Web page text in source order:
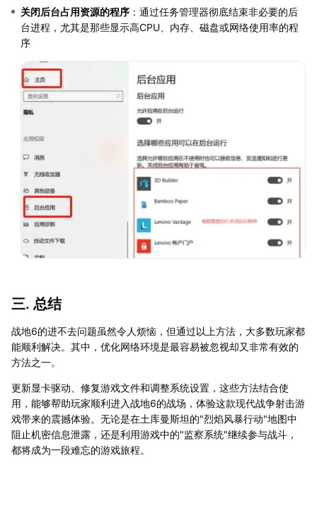
关闭后台占用资源的程序 ：通过任务管理器彻底结束非必要的后
台进程，尤其是那些显示高CPU、内存、磁盘或网络使用率的程
序
三. 总结
战地6的进不去问题虽然令人烦恼，但通过以上方法，大多数玩家都
能顺利解决。其中，优化网络环境是最容易被忽视却又非常有效的
方法之一。
更新显卡驱动、修复游戏文件和调整系统设置，这些方法结合使
用，能够帮助玩家顺利进入战地6的战场，体验这款现代战争射击游
戏带来的震撼体验。无论是在土库曼斯坦的"烈焰风暴行动"地图中
阻止机密信息泄露，还是利用游戏中的"监察系统"继续参与战斗，
都将成为一段难忘的游戏旅程。